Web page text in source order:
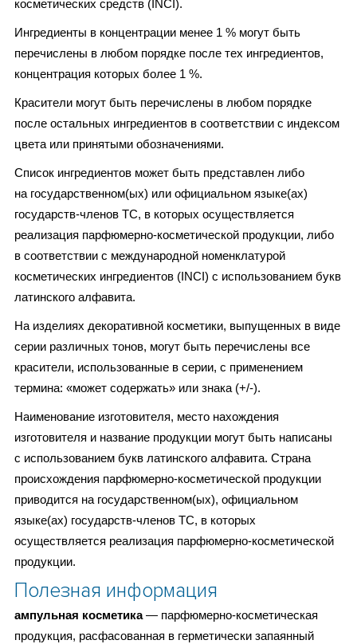
косметических средств (INCI).
Ингредиенты в концентрации менее 1 % могут быть
перечислены в любом порядке после тех ингредиентов,
концентрация которых более 1 %.
Красители могут быть перечислены в любом порядке
после остальных ингредиентов в соответствии с индексом
цвета или принятыми обозначениями.
Список ингредиентов может быть представлен либо
на государственном(ых) или официальном языке(ах)
государств-членов ТС, в которых осуществляется
реализация парфюмерно-косметической продукции, либо
в соответствии с международной номенклатурой
косметических ингредиентов (INCI) с использованием букв
латинского алфавита.
На изделиях декоративной косметики, выпущенных в виде
серии различных тонов, могут быть перечислены все
красители, использованные в серии, с применением
термина: «может содержать» или знака (+/-).
Наименование изготовителя, место нахождения
изготовителя и название продукции могут быть написаны
с использованием букв латинского алфавита. Страна
происхождения парфюмерно-косметической продукции
приводится на государственном(ых), официальном
языке(ах) государств-членов ТС, в которых
осуществляется реализация парфюмерно-косметической
продукции.
Полезная информация
ампульная косметика— парфюмерно-косметическая
продукция, расфасованная в герметически запаянный